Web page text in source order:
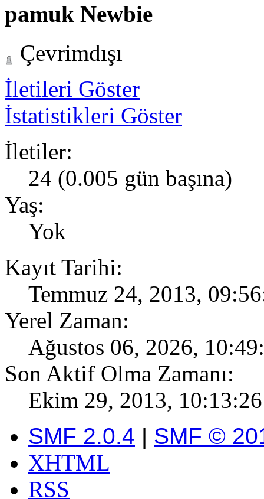
pamuk Newbie
Çevrimdışı
İletileri Göster
İstatistikleri Göster
İletiler:
24 (0.005 gün başına)
Yaş:
Yok
Kayıt Tarihi:
Temmuz 24, 2013,
Yerel Zaman:
Ağustos 06, 2026,
Son Aktif Olma Zamanı:
Ekim 29, 2013,
SMF 2.0.4 | SMF ©
XHTML
RSS